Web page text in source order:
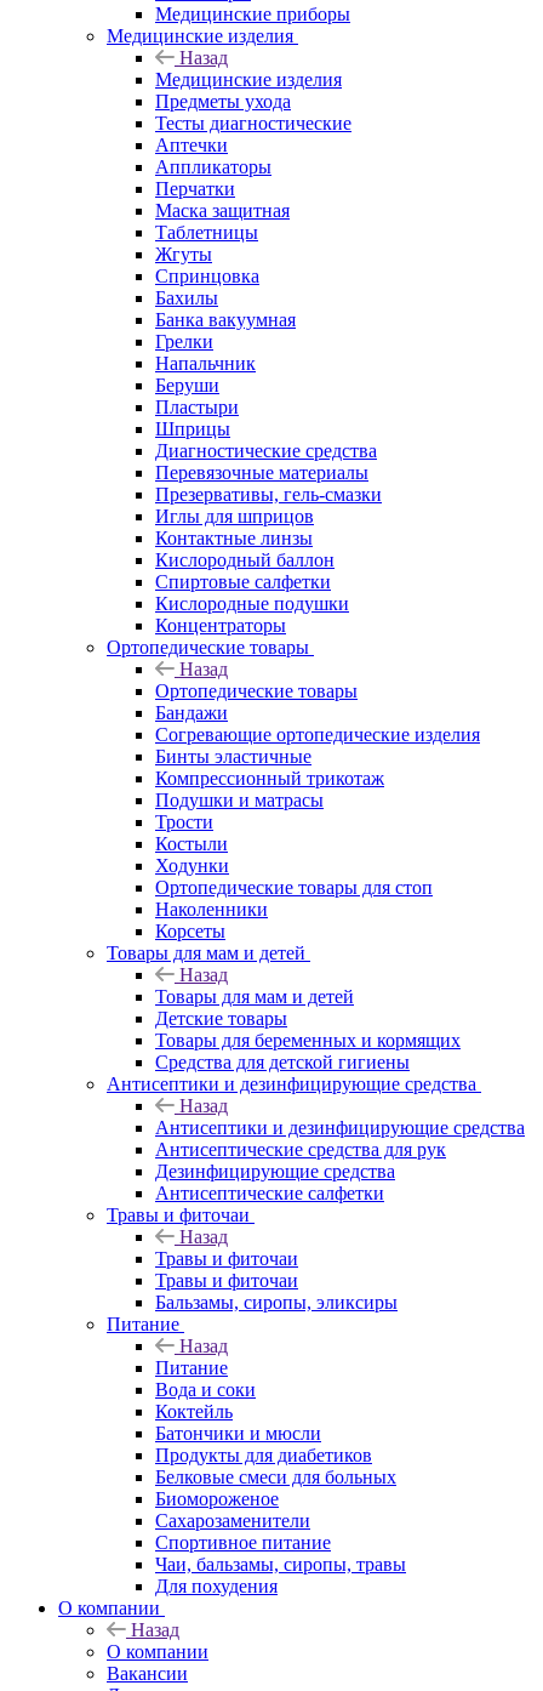
Медицинские приборы
Медицинские изделия
Назад
Медицинские изделия
Предметы ухода
Тесты диагностические
Аптечки
Аппликаторы
Перчатки
Маска защитная
Таблетницы
Жгуты
Спринцовка
Бахилы
Банка вакуумная
Грелки
Напальчник
Беруши
Пластыри
Шприцы
Диагностические средства
Перевязочные материалы
Презервативы, гель-смазки
Иглы для шприцов
Контактные линзы
Кислородный баллон
Спиртовые салфетки
Кислородные подушки
Концентраторы
Ортопедические товары
Назад
Ортопедические товары
Бандажи
Согревающие ортопедические изделия
Бинты эластичные
Компрессионный трикотаж
Подушки и матрасы
Трости
Костыли
Ходунки
Ортопедические товары для стоп
Наколенники
Корсеты
Товары для мам и детей
Назад
Товары для мам и детей
Детские товары
Товары для беременных и кормящих
Средства для детской гигиены
Антисептики и дезинфицирующие средства
Назад
Антисептики и дезинфицирующие средства
Антисептические средства для рук
Дезинфицирующие средства
Антисептические салфетки
Травы и фиточаи
Назад
Травы и фиточаи
Травы и фиточаи
Бальзамы, сиропы, эликсиры
Питание
Назад
Питание
Вода и соки
Коктейль
Батончики и мюсли
Продукты для диабетиков
Белковые смеси для больных
Биомороженое
Сахарозаменители
Спортивное питание
Чаи, бальзамы, сиропы, травы
Для похудения
О компании
Назад
О компании
Вакансии